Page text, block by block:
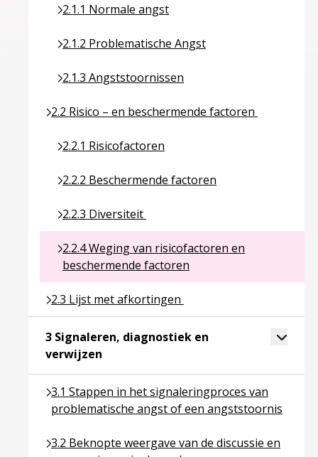
2.1.1 Normale angst
Ga naar pagina over 2.1.1 Normale angst
2.1.2 Problematische Angst
Ga naar pagina over 2.1.2 Problematische Angst
2.1.3 Angststoornissen
Ga naar pagina over 2.1.3 Angststoornissen
2.2 Risico – en beschermende factoren
Ga naar pagina over 2.2 Risico – en beschermende
2.2.1 Risicofactoren
Ga naar pagina over 2.2.1 Risicofactoren
2.2.2 Beschermende factoren
Ga naar pagina over 2.2.2 Beschermende factoren
2.2.3 Diversiteit
Ga naar pagina over 2.2.3 Diversiteit
2.2.4 Weging van risicofactoren en
beschermende factoren
Ga naar pagina over 2.2.4 Weging van
2.3 Lijst met afkortingen
Ga naar pagina over 2.3 Lijst met afkortingen
3 Signaleren, diagnostiek en
verwijzen
Toggle
3.1 Stappen in het signaleringproces van
problematische angst of een angststoornis
Ga naar pagina over 3.1 Stappen in het
3.2 Beknopte weergave van de discussie en
Ga naar pagina over 3.2 Beknopte weergave van